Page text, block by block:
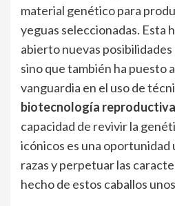
material genético para
yeguas seleccionadas. Esta
abierto nuevas posibilidades
sino que también ha puesto
vanguardia en el uso de
biotecnología
capacidad de revivir la
icónicos es una oportunidad
razas y perpetuar las
hecho de estos caballos